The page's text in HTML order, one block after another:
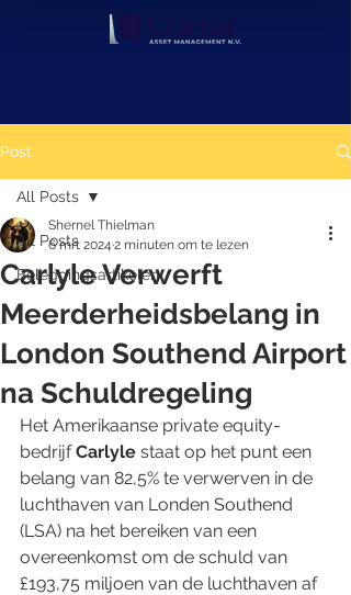
Post
All Posts
Beleggingsartikelen
All Posts
Carlyle Verwerft
Meerderheidsbelang in
London Southend Airport
na Schuldregeling
Shernel Thielman
6 mrt 2024 2 minuten om te lezen
Het Amerikaanse private equity-
bedrijf Carlyle staat op het punt een
belang van 82,5% te verwerven in de
luchthaven van Londen Southend
(LSA) na het bereiken van een
overeenkomst om de schuld van
£193,75 miljoen van de luchthaven af